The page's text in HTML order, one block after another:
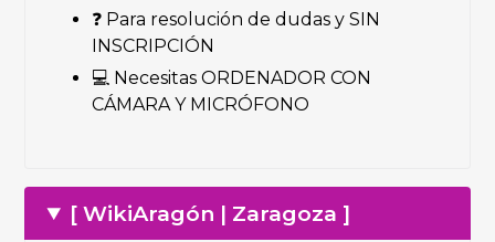
❓ Para resolución de dudas y SIN
INSCRIPCIÓN
💻 Necesitas ORDENADOR CON
CÁMARA Y MICRÓFONO
[ WikiAragón | Zaragoza ]